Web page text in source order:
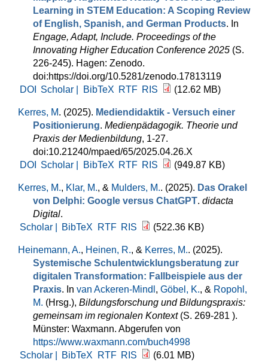
Learning in STEM Education: A Scoping Review
of English, Spanish, and German Products. In
Engage, Adapt, Include. Proceedings of the
Innovating Higher Education Conference 2025 (S.
226-245). Hagen: Zenodo.
doi:https://doi.org/10.5281/zenodo.17813119
DOI
Scholar | BibTeX RTF RIS (12.62 MB)
Kerres, M. (2025). Mediendidaktik - Versuch einer
Positionierung. Medienpädagogik. Theorie und
Praxis der Medienbildung, 1-27.
doi:10.21240/mpaed/65/2025.04.26.X
DOI
Scholar | BibTeX RTF RIS (949.87 KB)
Kerres, M., Klar, M., & Mulders, M.. (2025). Das Orakel
von Delphi: Google versus ChatGPT. didacta
Digital.
Scholar |
BibTeX RTF RIS (522.36 KB)
Heinemann, A., Heinen, R., & Kerres, M.. (2025).
Systemische Schulentwicklungsberatung zur
digitalen Transformation: Fallbeispiele aus der
Praxis. In van Ackeren-Mindl , Göbel, K., & Ropohl,
M. (Hrsg.), Bildungsforschung und Bildungspraxis:
gemeinsam im regionalen Kontext(S. 269-281 ).
Münster: Waxmann. Abgerufen von
https://www.waxmann.com/buch4998
Scholar |
BibTeX RTF RIS (6.01 MB)